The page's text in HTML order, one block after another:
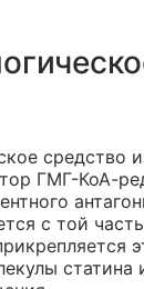
средство
ГМГ-КоА-
с той
статина